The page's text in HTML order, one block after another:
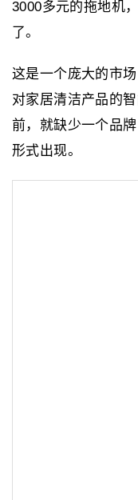
3000多元的拖地机
了。
这是一个庞大的市
对家居清洁产品的
前，就缺少一个品
形式出现。